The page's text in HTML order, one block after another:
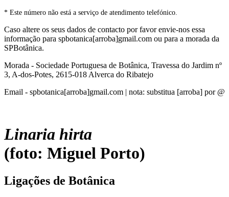
* Este número não está a serviço de atendimento telefónico.
Caso altere os seus dados de contacto por favor envie-nos essa
informação para spbotanica[arroba]gmail.com ou para a morada da
SPBotânica.
Morada - Sociedade Portuguesa de Botânica, Travessa do Jardim nº
3, A-dos-Potes, 2615-018 Alverca do Ribatejo
Email - spbotanica[arroba]gmail.com | nota: substitua [arroba] por @
Linaria hirta
(foto: Miguel Porto)
Ligações de Botânica